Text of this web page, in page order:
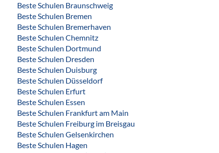
Beste Schulen Braunschweig
Beste Schulen Bremen
Beste Schulen Bremerhaven
Beste Schulen Chemnitz
Beste Schulen Dortmund
Beste Schulen Dresden
Beste Schulen Duisburg
Beste Schulen Düsseldorf
Beste Schulen Erfurt
Beste Schulen Essen
Beste Schulen Frankfurt am Main
Beste Schulen Freiburg im Breisgau
Beste Schulen Gelsenkirchen
Beste Schulen Hagen